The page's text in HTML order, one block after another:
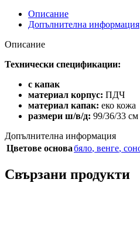
Описание
Допълнителна информация
Описание
Технически спецификации:
с капак
материал корпус: ПДЧ
материал капак: еко кожа
размери ш/в/д: 99/36/33 см
Допълнителна информация
Цветове основабяло, венге,
Свързани продукти